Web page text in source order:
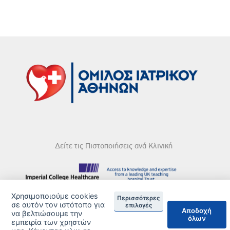
Δείτε τις Πιστοποιήσεις ανά Κλινική
DISCLAIMER
© 2026 Copyright © Iatriko.gr | Powered by Aboutnet
Χρησιμοποιούμε cookies
σε αυτόν τον ιστότοπο για
να βελτιώσουμε την
εμπειρία των χρηστών
Περισσότερες
επιλογές
Αποδοχή
όλων